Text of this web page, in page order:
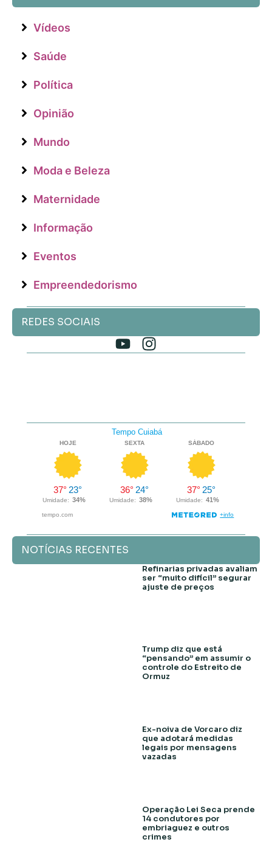
Vídeos
Saúde
Política
Opinião
Mundo
Moda e Beleza
Maternidade
Informação
Eventos
Empreendedorismo
REDES SOCIAIS
NOTÍCIAS RECENTES
Refinarias privadas avaliam
ser “muito difícil” segurar
ajuste de preços
Trump diz que está
“pensando” em assumir o
controle do Estreito de
Ormuz
Ex-noiva de Vorcaro diz
que adotará medidas
legais por mensagens
vazadas
Operação Lei Seca prende
14 condutores por
embriaguez e outros
crimes